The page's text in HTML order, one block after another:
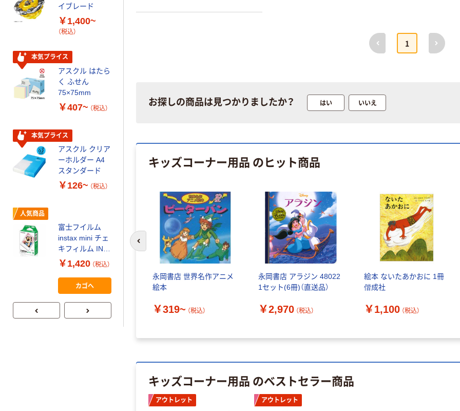
前へ
1
次へ
お探しの商品は見つかりましたか？ はい いいえ
キッズコーナー用品 のヒット商品
永岡書店 世界名作アニメ
絵本
￥319~ （税込）
永岡書店 アラジン 48022
1セット(6冊)（直送品）
￥2,970 （税込）
絵本 ないたあかおに 1冊
偕成社
￥1,100 （税込）
前のスライドへ
キッズコーナー用品 のベストセラー商品
アウトレット アウトレット
イブレード
￥1,400~
（税込）
本気プライス
アスクル はたら
く ふせん
75×75mm
￥407~ （税込）
本気プライス
アスクル クリア
ーホルダー A4
スタンダード
￥126~ （税込）
人気商品
富士フイルム
instax mini チェ
キフィルム INS
MINI JP1 1パッ
ク（10枚入り）
￥1,420 （税込）
カゴへ
乾電池 単3
パー ボックス
ビッド PEFC認
コピー用紙 マ
ミー+
￥149~ （税込）
本気プライス
【ガムテープ】ア
スクル 現場のチ
0.22mm 布テー
￥145~
形 アルカリ乾
電池 北欧パッ
アスクルオリジ
サイズ
100μ（ミクロン）
￥458~ （税込）
本気プライス
ペーパータオル
中判 再生紙
FSC認証 シング
ル 大王製紙共同
￥149~ （税込）
ぞ。」 緑茶
￥528~
（税込）
本気プライス
大塚製薬工場
経口補水液 オー
エスワン（OS-1）
￥159~ （税込）